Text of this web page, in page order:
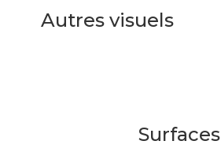
Autres visuels
Surfaces